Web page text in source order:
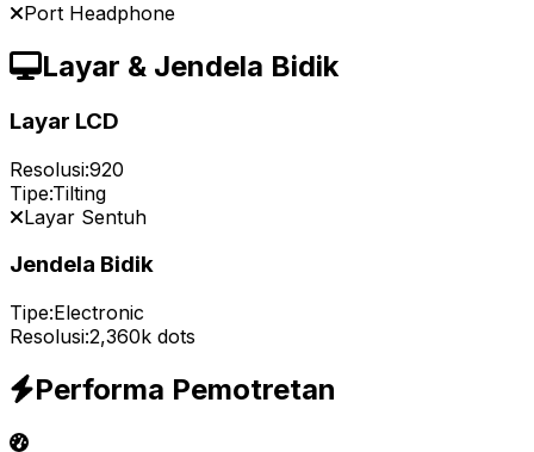
Port Headphone
Layar & Jendela Bidik
Layar LCD
Resolusi:920
Tipe:Tilting
Layar Sentuh
Jendela Bidik
Tipe:Electronic
Resolusi:2,360k dots
Performa Pemotretan